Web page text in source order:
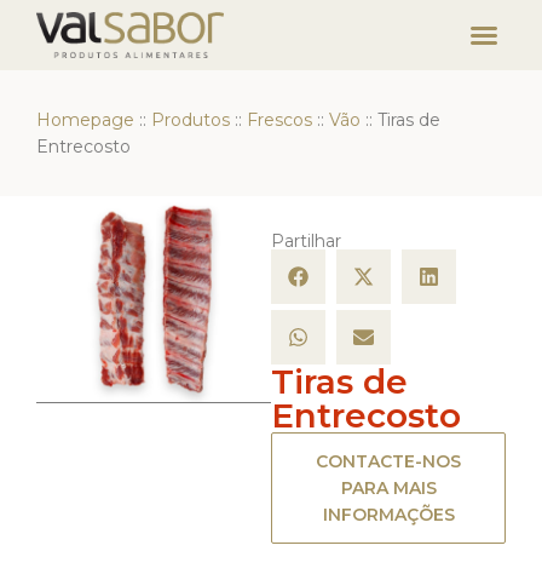
Homepage :: Produtos :: Frescos :: Vão :: Tiras de
Entrecosto
Partilhar
Tiras de
Entrecosto
CONTACTE-NOS
PARA MAIS
INFORMAÇÕES